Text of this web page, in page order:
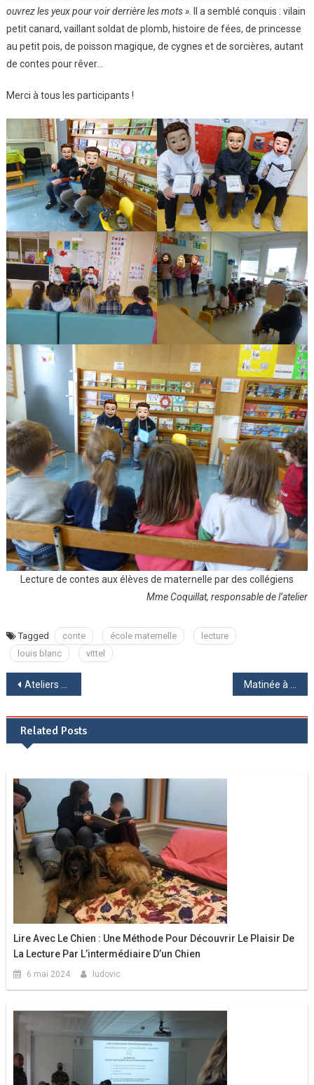
ouvrez les yeux pour voir derrière les mots ». Il a semblé conquis : vilain
petit canard, vaillant soldat de plomb, histoire de fées, de princesse
au petit pois, de poisson magique, de cygnes et de sorcières, autant
de contes pour rêver…
Merci à tous les participants !
Lecture de contes aux élèves de maternelle par des collégiens
Mme Coquillat, responsable de l’atelier
Tagged conte école maternelle
lecture
louis blanc
vittel
Navigation
de
l’article
Ateliers chemins d’avenirs
Related Posts
Lire Avec Le Chien : Une Méthode Pour Découvrir Le Plaisir De
La Lecture Par L’intermédiaire D’un Chien
6 mai 2024 ludovic